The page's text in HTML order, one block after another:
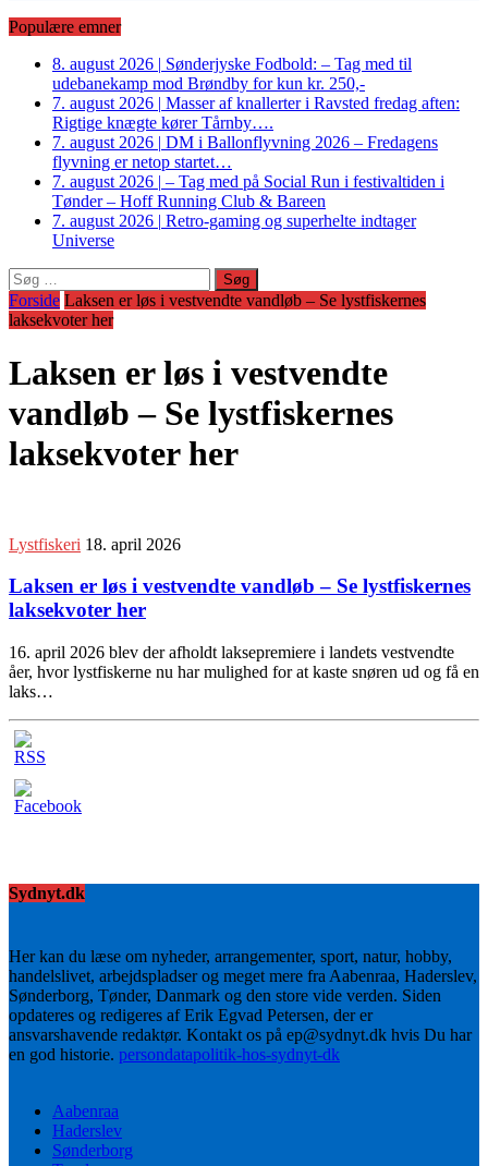
Populære emner
8. august 2026 | Sønderjyske Fodbold: – Tag med til
udebanekamp mod Brøndby for kun kr. 250,-
7. august 2026 | Masser af knallerter i Ravsted fredag aften:
Rigtige knægte kører Tårnby….
7. august 2026 | DM i Ballonflyvning 2026 – Fredagens
flyvning er netop startet…
7. august 2026 | – Tag med på Social Run i festivaltiden i
Tønder – Hoff Running Club & Bareen
7. august 2026 | Retro-gaming og superhelte indtager
Universe
Søg
efter:
Forside Laksen er løs i vestvendte vandløb – Se lystfiskernes
laksekvoter her
Laksen er løs i vestvendte
vandløb – Se lystfiskernes
laksekvoter her
Lystfiskeri 18. april 2026
Laksen er løs i vestvendte vandløb – Se lystfiskernes
laksekvoter her
16. april 2026 blev der afholdt laksepremiere i landets vestvendte
åer, hvor lystfiskerne nu har mulighed for at kaste snøren ud og få en
laks…
Sydnyt.dk
Her kan du læse om nyheder, arrangementer, sport, natur, hobby,
handelslivet, arbejdspladser og meget mere fra Aabenraa, Haderslev,
Sønderborg, Tønder, Danmark og den store vide verden. Siden
opdateres og redigeres af Erik Egvad Petersen, der er
ansvarshavende redaktør. Kontakt os på ep@sydnyt.dk hvis Du har
en god historie. persondatapolitik-hos-sydnyt-dk
Aabenraa
Haderslev
Sønderborg